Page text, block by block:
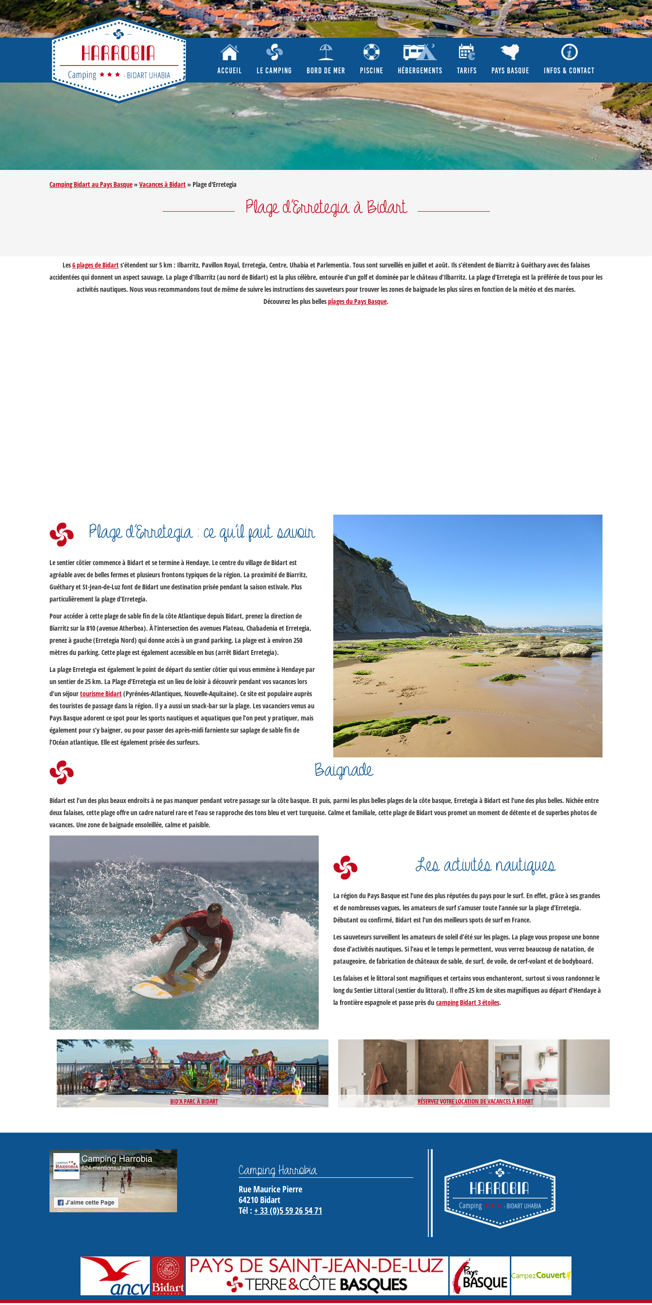
ACCUEIL LE CAMPING BORD DE MER PISCINE HÉBERGEMENTS TARIFS PAYS BASQUE INFOS & CONTACT
Camping Bidart au Pays Basque» Vacances à Bidart» Plage d'Erretegia
Plage d’Erretegia à Bidart
Les6 plages de Bidarts’étendent sur 5 km : Ilbarritz, Pavillon Royal, Erretegia, Centre, Uhabia et Parlementia. Tous sont surveillés en juillet et août. Ils s’étendent de Biarritz à Guéthary avec des falaises
accidentées qui donnent un aspect sauvage. La plage d’Ilbarritz (au nord de Bidart) est la plus célèbre, entourée d’un golf et dominée par le château d’Ilbarritz. La plage d’Erretegia est la préférée de tous pour les
activités nautiques. Nous vous recommandons tout de même de suivre les instructions des sauveteurs pour trouver les zones de baignade les plus sûres en fonction de la météo et des marées.
Découvrez les plus bellesplages du Pays Basque.
Plage d’Erretegia : ce qu’il faut savoir
Le sentier côtier commence à Bidart et se termine à Hendaye. Le centre du village de Bidart est
agréable avec de belles fermes et plusieurs frontons typiques de la région. La proximité de Biarritz,
Guéthary et St-Jean-de-Luz font de Bidart une destination prisée pendant la saison estivale. Plus
particulièrement la plage d’Erretegia.
Pour accéder à cette plage de sable fin de la côte Atlantique depuis Bidart, prenez la direction de
Biarritz sur la 810 (avenue Atherbea). À l’intersection des avenues Plateau, Chabadenia et Erretegia,
prenez à gauche (Erretegia Nord) qui donne accès à un grand parking. La plage est à environ 250
mètres du parking. Cette plage est également accessible en bus (arrêt Bidart Erretegia).
La plage Erretegia est également le point de départ du sentier côtier qui vous emmène à Hendaye par
un sentier de 25 km. La Plage d’Erretegia est un lieu de loisir à découvrir pendant vos vacances lors
d’un séjourtourisme Bidart(Pyrénées-Atlantiques, Nouvelle-Aquitaine). Ce site est populaire auprès
des touristes de passage dans la région. Il y a aussi un snack-bar sur la plage. Les vacanciers venus au
Pays Basque adorent ce spot pour les sports nautiques et aquatiques que l’on peut y pratiquer, mais
également pour s’y baigner, ou pour passer des après-midi farniente sur saplage de sable fin de
l’Océan atlantique. Elle est également prisée des surfeurs.
Baignade
Bidart est l’un des plus beaux endroits à ne pas manquer pendant votre passage sur la côte basque. Et puis, parmi les plus belles plages de la côte basque, Erretegia à Bidart est l’une des plus belles. Nichée entre
deux falaises, cette plage offre un cadre naturel rare et l’eau se rapproche des tons bleu et vert turquoise. Calme et familiale, cette plage de Bidart vous promet un moment de détente et de superbes photos de
vacances. Une zone de baignade ensoleillée, calme et paisible.
Les activités nautiques
La région du Pays Basque est l’une des plus réputées du pays pour le surf. En effet, grâce à ses grandes
et de nombreuses vagues, les amateurs de surf s’amuser toute l’année sur la plage d’Erretegia.
Débutant ou confirmé, Bidart est l’un des meilleurs spots de surf en France.
Les sauveteurs surveillent les amateurs de soleil d’été sur les plages. La plage vous propose une bonne
dose d’activités nautiques. Si l’eau et le temps le permettent, vous verrez beaucoup de natation, de
pataugeoire, de fabrication de châteaux de sable, de surf, de voile, de cerf-volant et de bodyboard.
Les falaises et le littoral sont magnifiques et certains vous enchanteront, surtout si vous randonnez le
long du Sentier Littoral (sentier du littoral). Il offre 25 km de sites magnifiques au départ d’Hendaye à
la frontière espagnole et passe près du camping Bidart 3 étoiles.
BID’A PARC À BIDART RÉSERVEZ VOTRE LOCATION DE VACANCES À BIDART
Camping Harrobia
Rue Maurice Pierre
64210 Bidart
Tél : + 33 (0)5 59 26 54 71